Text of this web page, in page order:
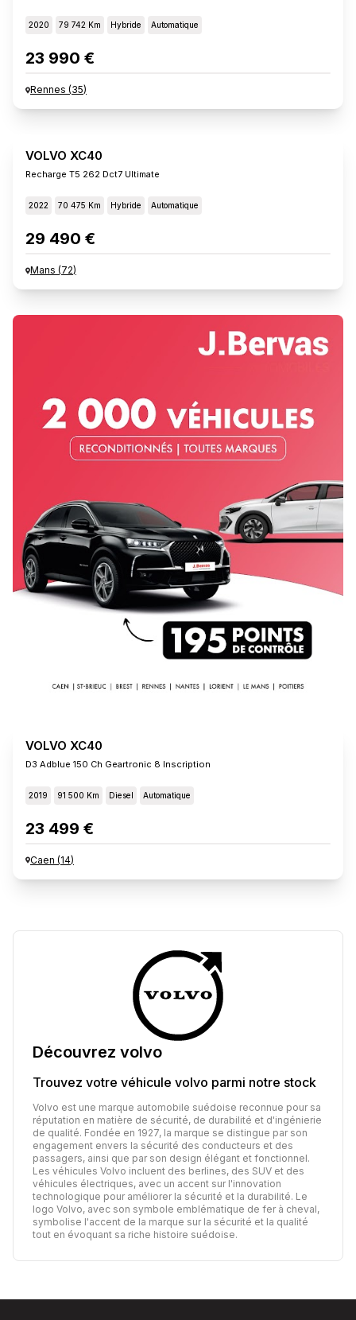
2020 79 742 Km Hybride Automatique
23 990 €
Rennes (35)
VOLVO XC40
Recharge T5 262 Dct7 Ultimate
2022 70 475 Km Hybride Automatique
29 490 €
Mans (72)
VOLVO XC40
D3 Adblue 150 Ch Geartronic 8 Inscription
2019 91 500 Km Diesel Automatique
23 499 €
Caen (14)
Découvrez volvo
Trouvez votre véhicule volvo parmi notre stock
Volvo est une marque automobile suédoise reconnue pour sa
réputation en matière de sécurité, de durabilité et d'ingénierie
de qualité. Fondée en 1927, la marque se distingue par son
engagement envers la sécurité des conducteurs et des
passagers, ainsi que par son design élégant et fonctionnel.
Les véhicules Volvo incluent des berlines, des SUV et des
véhicules électriques, avec un accent sur l'innovation
technologique pour améliorer la sécurité et la durabilité. Le
logo Volvo, avec son symbole emblématique de fer à cheval,
symbolise l'accent de la marque sur la sécurité et la qualité
tout en évoquant sa riche histoire suédoise.